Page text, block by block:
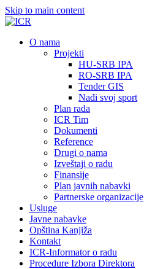
Skip to main content
О nama
Projekti
HU-SRB IPA
RO-SRB IPA
Tender GIS
Nađi svoj sport
Plan rada
ICR Tim
Dokumenti
Reference
Drugi o nama
Izveštaji o radu
Finansije
Plan javnih nabavki
Partnerske organizacije
Usluge
Javne nabavke
Opština Kanjiža
Kontakt
ICR-Informator o radu
Procedure Izbora Direktora